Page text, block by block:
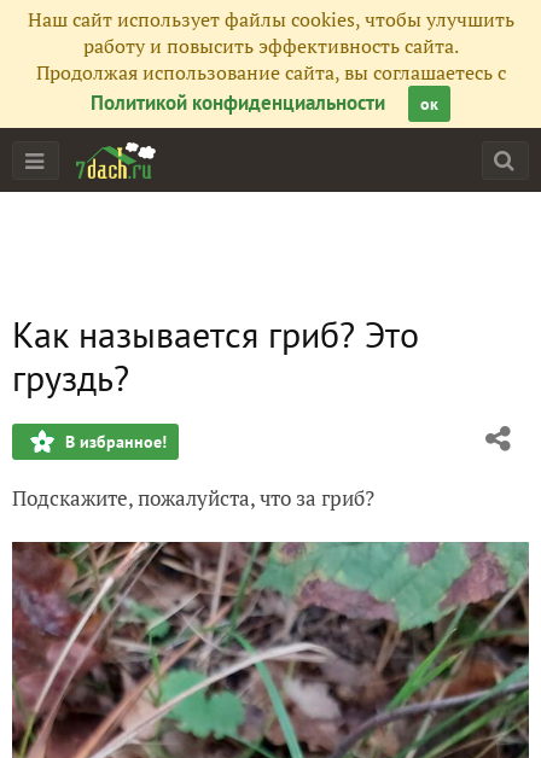
Наш сайт использует файлы cookies, чтобы улучшить
работу и повысить эффективность сайта.
Продолжая использование сайта, вы соглашаетесь с
Политикой конфиденциальности
ок
Как называется гриб? Это
груздь?
В избранное!
Подскажите, пожалуйста, что за гриб?